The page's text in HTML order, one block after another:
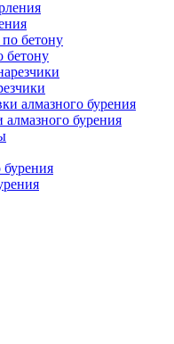
бетону
бурения